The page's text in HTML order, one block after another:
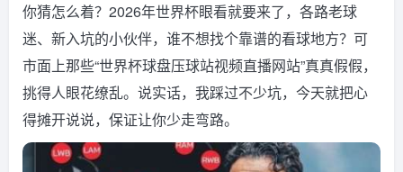
你猜怎么着？2026年世界杯眼看就要来了，各路老球
迷、新入坑的小伙伴，谁不想找个靠谱的看球地方？可
市面上那些“世界杯球盘压球站视频直播网站”真真假假，
挑得人眼花缭乱。说实话，我踩过不少坑，今天就把心
得摊开说说，保证让你少走弯路。